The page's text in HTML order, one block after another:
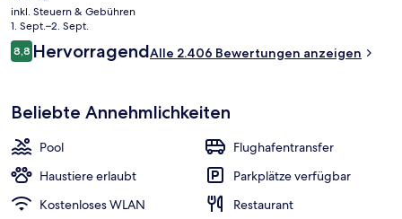
aktuelle
Preis
beträgt
99 €.
inkl. Steuern & Gebühren
1. Sept.–2. Sept.
Bewertungen
8,88,8 von 10.
HervorragendAlle 2.406 Bewertungen anzeigen
Beliebte Annehmlichkeiten
Pool
Flughafentransfer
Haustiere erlaubt
Parkplätze verfügbar
Kostenloses WLAN
Restaurant